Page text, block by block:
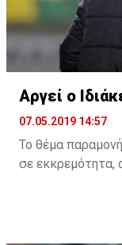
Αργεί ο
07.05.2019 14:57
Το θέμα
σε εκκρεμότητα,